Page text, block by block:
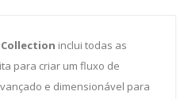
inclui todas as
para criar um fluxo de
e dimensionável para